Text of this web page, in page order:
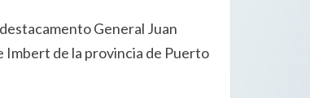
General Juan
Imbert de la provincia de Puerto